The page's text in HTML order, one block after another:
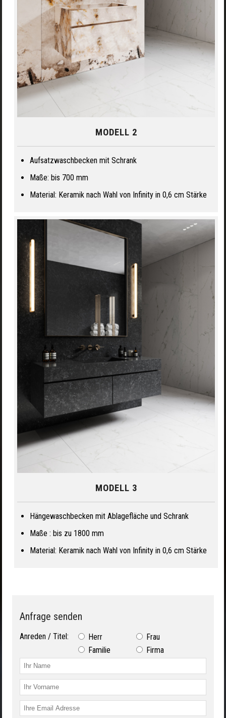
MODELL 2
Aufsatzwaschbecken mit Schrank
Maße: bis 700 mm
Material: Keramik nach Wahl von Infinity in 0,6 cm Stärke
MODELL 3
Hängewaschbecken mit Ablagefläche und Schrank
Maße : bis zu 1800 mm
Material: Keramik nach Wahl von Infinity in 0,6 cm Stärke
Anfrage senden
Anreden / Titel: Herr
Frau
Familie
Firma